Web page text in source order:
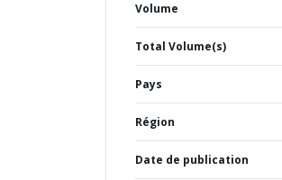
Volume
Total Volume(s)
Pays
Région
Date de publication